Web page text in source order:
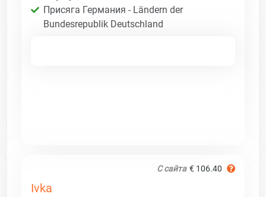
Присяга Германия - Ländern der
Bundesrepublik Deutschland
С сайта € 106.40
Ivka